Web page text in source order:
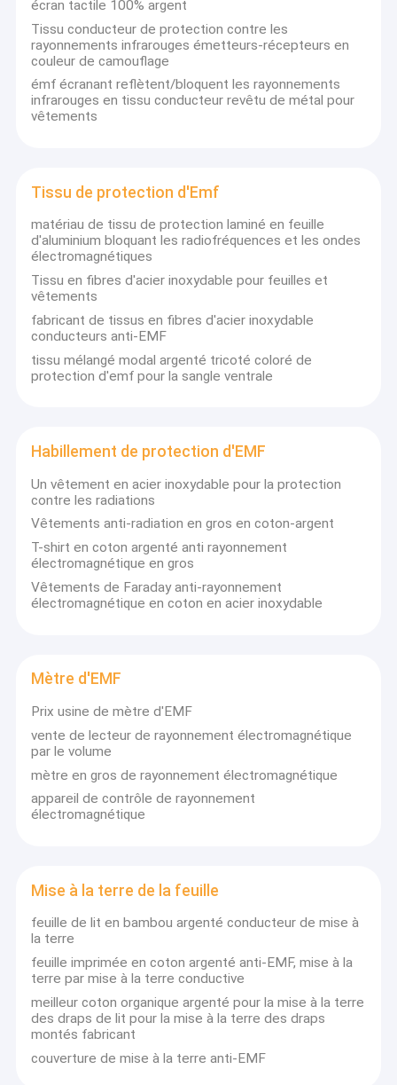
Aperçu
Visite d'usine
Contrôle de la qualité
Contact
Demande de soumission
Tissu conducteur
Tissu d'armature de rf
RFID bloquant le tissu
Anti tissu de rayonnement
Emf protégeant le tissu
écran tactile 100% argent
Tissu conducteur de protection contre les
rayonnements infrarouges émetteurs-récepteurs en
couleur de camouflage
émf écranant reflètent/bloquent les rayonnements
infrarouges en tissu conducteur revêtu de métal pour
vêtements
Tissu de protection d'Emf
matériau de tissu de protection laminé en feuille
d'aluminium bloquant les radiofréquences et les ondes
électromagnétiques
Tissu en fibres d'acier inoxydable pour feuilles et
vêtements
fabricant de tissus en fibres d'acier inoxydable
conducteurs anti-EMF
tissu mélangé modal argenté tricoté coloré de
protection d'emf pour la sangle ventrale
Habillement de protection d'EMF
Un vêtement en acier inoxydable pour la protection
contre les radiations
Vêtements anti-radiation en gros en coton-argent
T-shirt en coton argenté anti rayonnement
électromagnétique en gros
Vêtements de Faraday anti-rayonnement
électromagnétique en coton en acier inoxydable
Mètre d'EMF
Prix usine de mètre d'EMF
vente de lecteur de rayonnement électromagnétique
par le volume
mètre en gros de rayonnement électromagnétique
appareil de contrôle de rayonnement
électromagnétique
Mise à la terre de la feuille
feuille de lit en bambou argenté conducteur de mise à
la terre
feuille imprimée en coton argenté anti-EMF, mise à la
terre par mise à la terre conductive
meilleur coton organique argenté pour la mise à la terre
des draps de lit pour la mise à la terre des draps
montés fabricant
couverture de mise à la terre anti-EMF
Depuis 2003, Aiwei Functional Textile Co., Ltd est un fabricant
Nos principaux produits sont le tissu de blocage RFID, tissu anti-
radiation, tissu conducteur, anti EMR, EMF, tissu EMI tels que
tissu en fibre d'argent, tissu en fibre métallique, tissu en cuivre
nickel,tissus conducteurs en coton-argent... et leurs articles
confectionnés tels que les vêtements anti-EMF, les couvertures
anti-RF, les rideaux anti-EMF, les couvertures anti-RF, les feuilles
de mise à la terre, les mousses conductrices...qui sont
largement utilisés dans l'industrie électrique et la protection de
la sécurité pour une utilisation quotidienne.
que la division de recherche et développementEn conséquence,
consommateurs.